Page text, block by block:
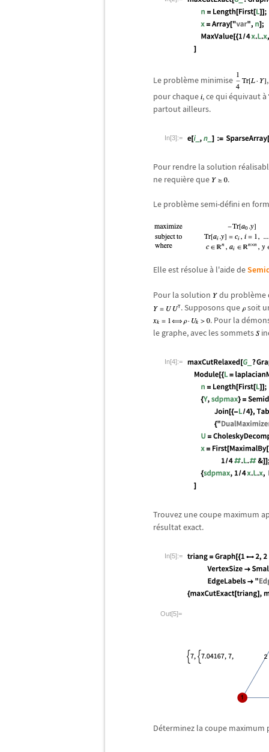
Le problème minimise
pour chaque , ce quiéquivautà
partout ailleurs.
In[3]:=
Pour rendre la solution ré
ne requière que .
Le problème semi-défini en
Elle est résolueà l'aide de
Pour la solution du problème
. Supposons que
soit
. Pour la dé
le graphe, avec les sommets
In[4]:=
Trouvez une coupe maximum
résultat exact.
In[5]:=
Out[5]=
Déterminez la coupe maximum